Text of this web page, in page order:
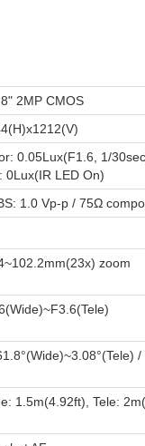
2MP CMOS
0.05Lux(F1.6, 1/
0Lux(IR LED On)
1.0 Vp-p / 75Ω
zoom
1.5m(4.92ft), Tele: